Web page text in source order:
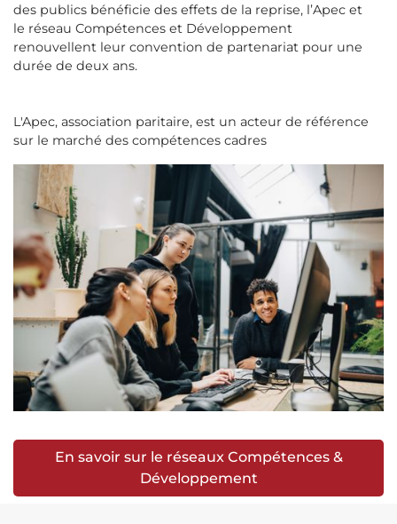
des publics bénéficie des effets de la reprise, l’Apec et
le réseau Compétences et Développement
renouvellent leur convention de partenariat pour une
durée de deux ans.
L'Apec, association paritaire, est un acteur de référence
sur le marché des compétences cadres
En savoir sur le réseaux Compétences &
Développement